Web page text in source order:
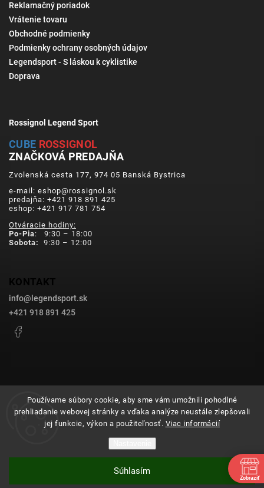
Používame súbory cookie, aby sme vám umožnili pohodlné
prehliadanie webovej stránky a vďaka analýze neustále zlepšovali
jej funkcie, výkon a použiteľnosť. Viac informácií
Súhlasím
Reklamačný poriadok
Vrátenie tovaru
Obchodné podmienky
Podmienky ochrany osobných údajov
Legendsport - S láskou k cyklistike
Doprava
Rossignol Legend Sport
CUBE ROSSIGNOL
ZNAČKOVÁ PREDAJŇA
Zvolenská cesta 177, 974 05 Banská Bystrica
e-mail: eshop@rossignol.sk
predajňa: +421 918 891 425
eshop: +421 917 781 754
Otváracie hodiny:
Po-Pia: 9:30 – 18:00
Sobota:
9:30 – 12:00
KONTAKT
info@ legendsport.sk
+421 918 891 425
Vytvoril Shoptet
Copyright 2026legendsport.sk. Všetky práva vyhradené.
Grafický návrh vytvořil a nakódoval
Zobraziť